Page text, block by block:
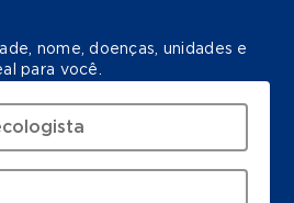
nome, doenças, unidades e
para você.